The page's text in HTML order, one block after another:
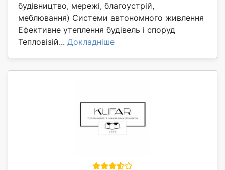
будівництво, мережі, благоустрій,
меблювання) Системи автономного живлення
Ефективне утеплення будівель і споруд
Тепловізій... Докладніше